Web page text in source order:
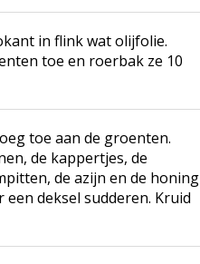
in flink wat olijfolie.
toe en roerbak ze 10
toe aan de groenten.
de kappertjes, de
de azijn en de honing
deksel sudderen. Kruid